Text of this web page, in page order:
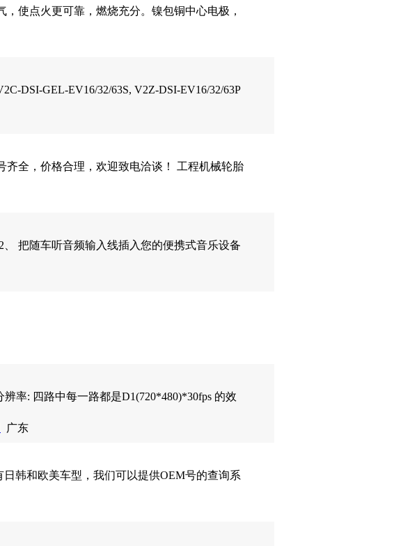
使点火更可靠，燃烧充分。镍包铜中心电极，
DSI-GEL-EV16/32/63S, V2Z-DSI-EV16/32/63P
全，价格合理，欢迎致电洽谈！ 工程机械轮胎
把随车听音频输入线插入您的便携式音乐设备
率: 四路中每一路都是D1(720*480)*30fps 的效
广东
韩和欧美车型，我们可以提供OEM号的查询系